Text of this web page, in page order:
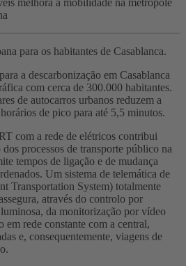
melhora a mobilidade na metrópole
para os habitantes de Casablanca.
a descarbonização em Casablanca
com cerca de 300.000 habitantes.
de autocarros urbanos reduzem a
de pico para até 5,5 minutos.
com a rede de elétricos contribui
processos de transporte público na
tempos de ligação e de mudança
Um sistema de telemática de
Transportation System) totalmente
através do controlo por
da monitorização por vídeo
em rede constante com a central,
e, consequentemente, viagens de